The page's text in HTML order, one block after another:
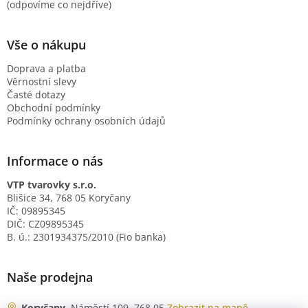
(odpovíme co nejdříve)
Vše o nákupu
Doprava a platba
Věrnostní slevy
Časté dotazy
Obchodní podmínky
Podmínky ochrany osobních údajů
Informace o nás
VTP tvarovky s.r.o.
Blišice 34, 768 05 Koryčany
IČ: 09895345
DIČ: CZ09895345
B. ú.: 2301934375/2010 (Fio banka)
Naše prodejna